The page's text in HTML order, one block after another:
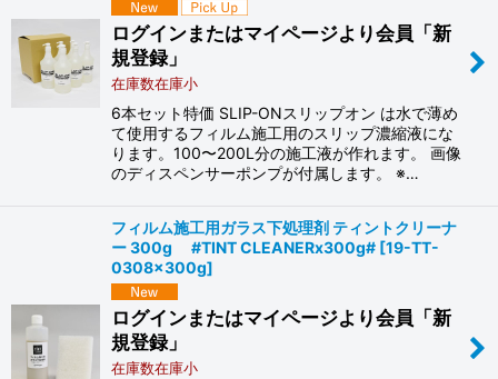
ログインまたはマイページより会員「新
規登録」
在庫数在庫小
6本セット特価 SLIP-ONスリップオン は水で薄め
て使用するフィルム施工用のスリップ濃縮液にな
ります。100〜200L分の施工液が作れます。 画像
のディスペンサーポンプが付属します。 ※…
フィルム施工用ガラス下処理剤 ティントクリーナ
ー 300g #TINT CLEANERx300g# [19-TT-
0308x300g]
ログインまたはマイページより会員「新
規登録」
在庫数在庫小